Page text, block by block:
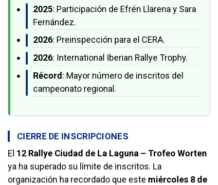
2025: Participación de Efrén Llarena y Sara
Fernández.
2026: Preinspección para el CERA.
2026: International Iberian Rallye Trophy.
Récord : Mayor número de inscritos del
campeonato regional.
CIERRE DE INSCRIPCIONES
El 12 Rallye Ciudad de La Laguna – Trofeo Worten
ya ha superado su límite de inscritos. La
organización ha recordado que este miércoles 8 de